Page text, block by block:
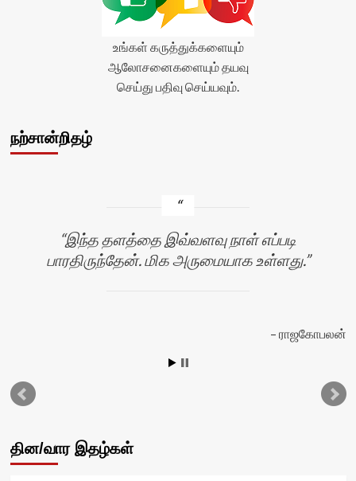
உங்கள் கருத்துக்களையும்
ஆலோசனைகளையும் தயவு
செய்து பதிவு செய்யவும்.
நற்சான்றிதழ்
இந்த தளத்தை இவ்வளவு நாள் எப்படி
பாரதிருந்தேன். மிக அருமையாக உள்ளது.
ராஜகோபலன்
தின/வார இதழ்கள்